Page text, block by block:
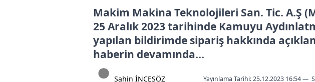
Makim Makina Teknolojileri San. Tic. A.Ş
25 Aralık 2023 tarihinde Kamuyu
yapılan bildirimde sipariş hakkında
haberin devamında...
Şahin İNCESÖZ Yayınlama Tarihi: 25.12.2023 16:54—